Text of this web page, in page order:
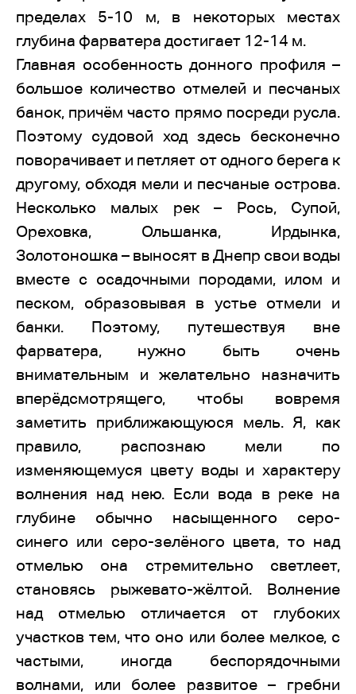
пределах 5-10 м, в некоторых местах
глубина фарватера достигает 12-14 м.
Главная особенность донного профиля –
большое количество отмелей и песчаных
банок, причём часто прямо посреди русла.
Поэтому судовой ход здесь бесконечно
поворачивает и петляет от одного берега к
другому, обходя мели и песчаные острова.
Несколько малых рек – Рось, Супой,
Ореховка, Ольшанка, Ирдынка,
Золотоношка – выносят в Днепр свои воды
вместе с осадочными породами, илом и
песком, образовывая в устье отмели и
банки. Поэтому, путешествуя вне
фарватера, нужно быть очень
внимательным и желательно назначить
вперёдсмотрящего, чтобы вовремя
заметить приближающуюся мель. Я, как
правило, распознаю мели по
изменяющемуся цвету воды и характеру
волнения над нею. Если вода в реке на
глубине обычно насыщенного серо-
синего или серо-зелёного цвета, то над
отмелью она стремительно светлеет,
становясь рыжевато-жёлтой. Волнение
над отмелью отличается от глубоких
участков тем, что оно или более мелкое, с
частыми, иногда беспорядочными
волнами, или более развитое – гребни